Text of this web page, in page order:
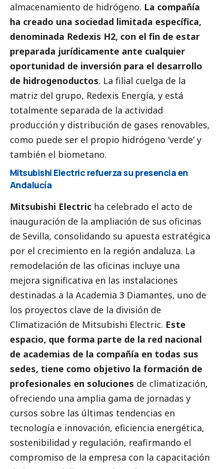
almacenamiento de hidrógeno. La compañía
ha creado una sociedad limitada específica,
denominada Redexis H2, con el fin de estar
preparada jurídicamente ante cualquier
oportunidad de inversión para el desarrollo
de hidrogenoductos. La filial cuelga de la
matriz del grupo, Redexis Energía, y está
totalmente separada de la actividad
producción y distribución de gases renovables,
como puede ser el propio hidrógeno ‘verde’ y
también el biometano.
Mitsubishi Electric refuerza su presencia en
Andalucía
Mitsubishi Electric ha celebrado el acto de
inauguración de la ampliación de sus oficinas
de Sevilla, consolidando su apuesta estratégica
por el crecimiento en la región andaluza. La
remodelación de las oficinas incluye una
mejora significativa en las instalaciones
destinadas a la Academia 3 Diamantes, uno de
los proyectos clave de la división de
Climatización de Mitsubishi Electric. Este
espacio, que forma parte de la red nacional
de academias de la compañía en todas sus
sedes, tiene como objetivo la formación de
profesionales en soluciones de climatización,
ofreciendo una amplia gama de jornadas y
cursos sobre las últimas tendencias en
tecnología e innovación, eficiencia energética,
sostenibilidad y regulación, reafirmando el
compromiso de la empresa con la capacitación